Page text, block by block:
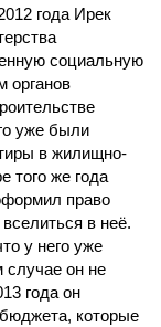
года Ирек
социальную
органов
уже были
в жилищно-
того же года
право
в неё.
у него уже
случае он не
года он
которые